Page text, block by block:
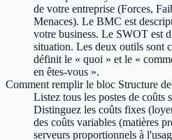
de votre entreprise (Forces,
Menaces). Le BMC est
votre business. Le SWOT est
situation. Les deux outils sont
définit le « quoi » et le «
en êtes-vous ».
Comment remplir le bloc Structure
Listez tous les postes de
Distinguez les coûts fixes
des coûts variables (matières
serveurs proportionnels à